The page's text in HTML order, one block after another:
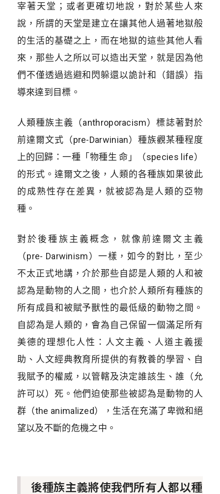
宰著天堂；或者更確切地說，對於某些人來
說，所謂的天堂是建立在讓其他人過著地獄般
的生活的基礎之上，而在地獄的這些其他人看
來，那些人之所以可以造出天堂，就是因為他
們不僅透過逃避和閃躲還以詭計和（錯誤）指
導來達到目標。
人類種族主義（anthroporacism）標誌著對於
前達爾文式（pre-Darwinian）種族觀某種程度
上的回歸：一種「物種生 命」（species life）
的形式。達爾文之後，人類的各種族如果彼此
的成熟性存在差異，就被認為是人類的亞物
種。
對於後種族主義概念，就像前達爾文主義
（pre- Darwinism）一樣，如今的對比，至少
不太正式地講，介於那些自認是人類的人和被
認為是動物的人之間，也介於人類所有種族的
所有成員和被賦予獸性的最低級的動物之間。
自認為是人類的，會為自己保留一個滿足所有
美德的理想化人性：人文主義、人道主義援
助、人文經典教育所提供的有教養的學習、自
我賦予的權威，以管轄及決定誰該生、誰（允
許可以）死。他們迫使那些被認為是動物的人
群（the animalized），生活在充滿了卑微和絕
望以及不斷的危機之中。
後種族主義將使我們所有人都以種